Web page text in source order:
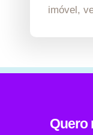
imóvel,
Quero